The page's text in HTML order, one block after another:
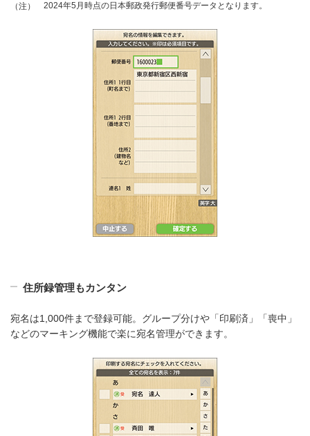
（注） 2024年5月時点の日本郵政発行郵便番号データとなります。
住所録管理もカンタン
宛名は1,000件まで登録可能。グループ分けや「印刷済」「喪中」
などのマーキング機能で楽に宛名管理ができます。